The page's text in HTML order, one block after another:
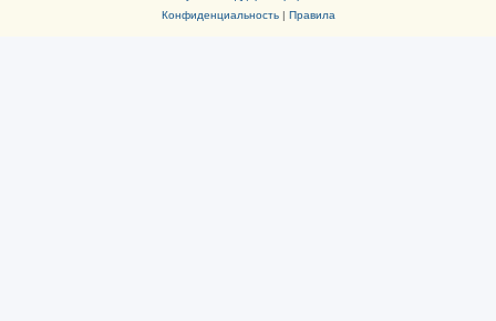
Конфиденциальность| Правила